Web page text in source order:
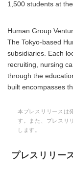
1,500 students at
Human Group
The Tokyo-based
subsidiaries. Each
recruiting, nursing
through the
built encompasses
本プレスリリースは
す。また、プレスリ
します。
プレスリリー